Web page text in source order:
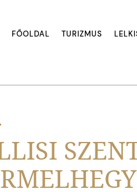
FŐOLDAL TURIZMUS